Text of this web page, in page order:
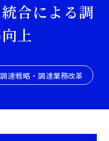
合による調
上
調達戦略・調達業務改革